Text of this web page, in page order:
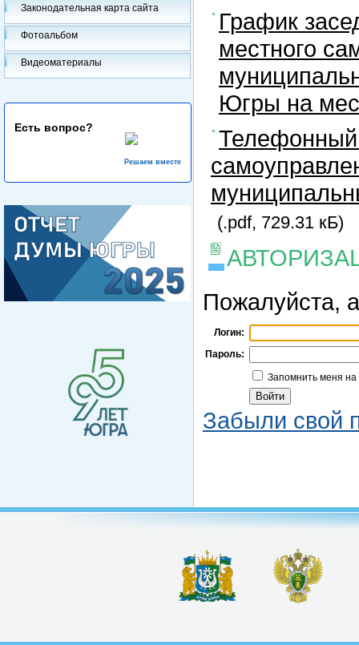
Законодательная карта сайта
Фотоальбом
Видеоматериалы
Есть вопрос?
Решаем вместе
График
местного
Югры на
Телефонный
(.pdf, 729.31 кБ)
Пожалуйста,
Логин:
Пароль:
Запомнить меня
Забыли свой